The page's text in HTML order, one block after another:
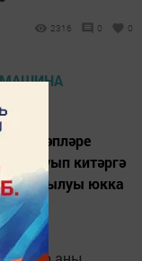
2316 0 0
таләпләре
куып китәргә
омтылуы юкка